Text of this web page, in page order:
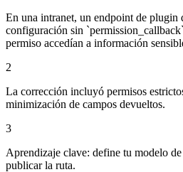
En una intranet, un endpoint de plugin
configuración sin
permiso accedían a información
2
La corrección incluyó permisos
minimización de campos devueltos.
3
Aprendizaje clave: define tu modelo
publicar la ruta.